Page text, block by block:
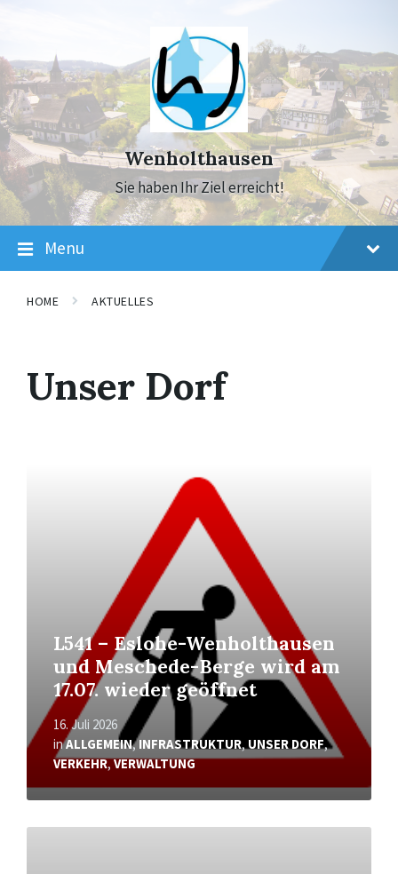
navigation
Wenholthausen
Sie haben Ihr Ziel erreicht!
Menu
HOME AKTUELLES
Unser Dorf
L541 – Eslohe-Wenholthausen
und Meschede-Berge wird am
17.07. wieder geöffnet
16. Juli 2026
inALLGEMEIN,INFRASTRUKTUR, UNSER DORF,
VERKEHR,VERWALTUNG
Mehr